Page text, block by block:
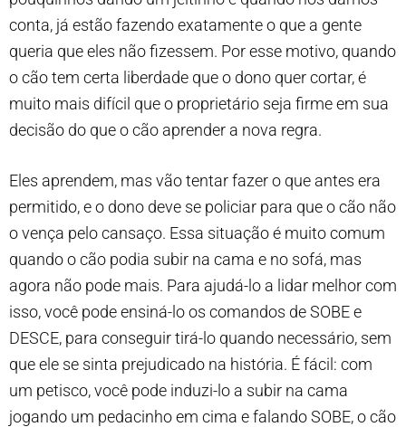
conta, já estão fazendo exatamente o que a gente
queria que eles não fizessem. Por esse motivo, quando
o cão tem certa liberdade que o dono quer cortar, é
muito mais difícil que o proprietário seja firme em sua
decisão do que o cão aprender a nova regra.
Eles aprendem, mas vão tentar fazer o que antes era
permitido, e o dono deve se policiar para que o cão não
o vença pelo cansaço. Essa situação é muito comum
quando o cão podia subir na cama e no sofá, mas
agora não pode mais. Para ajudá-lo a lidar melhor com
isso, você pode ensiná-lo os comandos de SOBE e
DESCE, para conseguir tirá-lo quando necessário, sem
que ele se sinta prejudicado na história. É fácil: com
um petisco, você pode induzi-lo a subir na cama
jogando um pedacinho em cima e falando SOBE, o cão